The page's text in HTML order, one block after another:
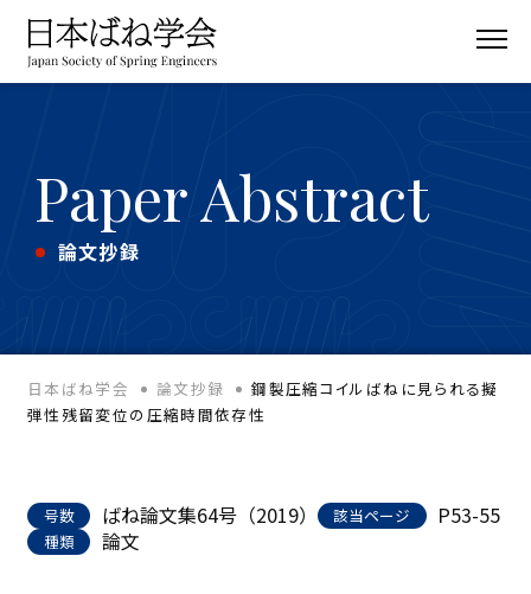
Paper Abstract
論文抄録
日本ばね学会 論文抄録
鋼製圧縮コイルばねに見られる擬
弾性残留変位の圧縮時間依存性
号数 ばね論文集64号（2019） 該当ページ P53-55
種類 論文